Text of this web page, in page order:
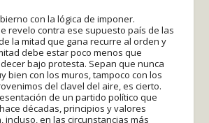
con la lógica de imponer.
revelo contra ese supuesto país de las
la mitad que gana recurre al orden y
debe estar poco menos que
bajo protesta. Sepan que nunca
bien con los muros, tampoco con los
del clavel del aire, es cierto.
de un partido político que
décadas, principios y valores
incluso, en las circunstancias más